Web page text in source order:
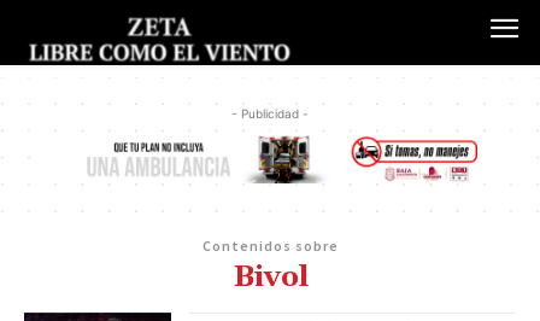
- Publicidad -
Contenidos sobre
Bivol